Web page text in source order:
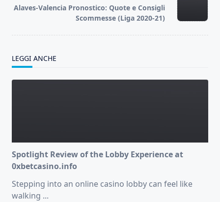
reader-
text">Page</span>
Alaves-Valencia Pronostico: Quote e Consigli
Scommesse (Liga 2020-21)
LEGGI ANCHE
Spotlight Review of the Lobby Experience at
0xbetcasino.info
Stepping into an online casino lobby can feel like
walking ...